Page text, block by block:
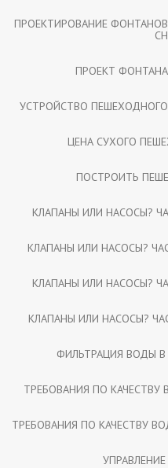
ПРОЕКТИРОВАНИЕ
ПРОЕКТ
УСТРОЙСТВО
ЦЕНА СУХОГО
ПОСТРОИТЬ
КЛАПАНЫ ИЛИ НАСОСЫ?
КЛАПАНЫ ИЛИ НАСОСЫ?
КЛАПАНЫ ИЛИ НАСОСЫ?
КЛАПАНЫ ИЛИ НАСОСЫ?
ФИЛЬТРАЦИЯ ВОДЫ В
ТРЕБОВАНИЯ ПО
ТРЕБОВАНИЯ ПО КАЧЕСТВУ